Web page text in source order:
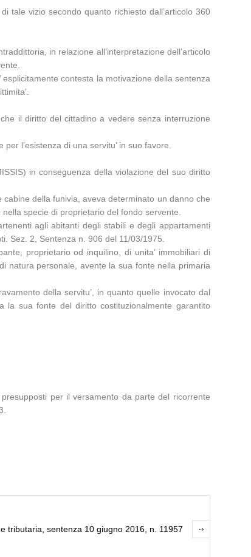
tale vizio secondo quanto richiesto dall’articolo 360
in relazione all’interpretazione dell’articolo
contesta la motivazione della sentenza
il diritto del cittadino a vedere senza interruzione
l’esistenza di una servitu’ in suo favore.
in conseguenza della violazione del suo diritto
cabine della funivia, aveva determinato un danno che
specie di proprietario del fondo servente.
agli abitanti degli stabili e degli appartamenti
Sez. 2, Sentenza n. 906 del 11/03/1975.
proprietario od inquilino, di unita’ immobiliari di
natura personale, avente la sua fonte nella primaria
della servitu’, in quanto quelle invocato dal
la sua fonte del diritto costituzionalmente garantito
per il versamento da parte del ricorrente
tributaria, sentenza 10 giugno 2016, n. 11957